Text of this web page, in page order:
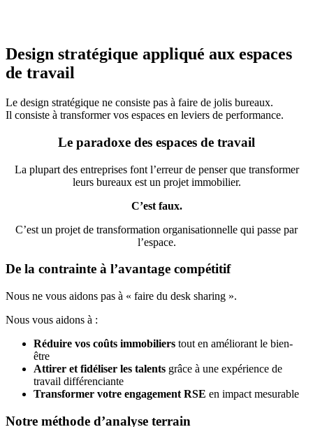
Design stratégique appliqué aux espaces
de travail
Le design stratégique ne consiste pas à faire de jolis bureaux.
Il consiste à transformer vos espaces en leviers de performance.
Le paradoxe des espaces de travail
La plupart des entreprises font l’erreur de penser que transformer
leurs bureaux est un projet immobilier.
C’est faux.
C’est un projet de transformation organisationnelle qui passe par
l’espace.
De la contrainte à l’avantage compétitif
Nous ne vous aidons pas à « faire du desk sharing ».
Nous vous aidons à :
Réduire vos coûts immobiliers tout en améliorant le bien-
être
Attirer et fidéliser les talents grâce à une expérience de
travail différenciante
Transformer votre engagement RSE en impact mesurable
Notre méthode d’analyse terrain